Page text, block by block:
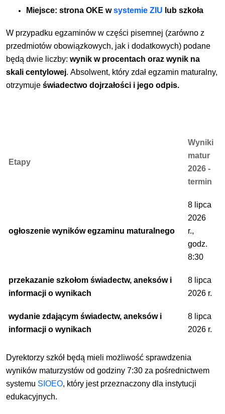
Miejsce: strona OKE wsystemie ZIU lub szkoła
W przypadku egzaminów w części pisemnej (zarówno z
przedmiotów obowiązkowych, jak i dodatkowych) podane
będą dwie liczby:wynik w procentach oraz wynik na
skali centylowej.Absolwent, który zdał egzamin maturalny,
otrzymujeświadectwo dojrzałości i jego odpis.
Etapy
Wyniki
matur
2026 -
termin
ogłoszenie wyników egzaminu maturalnego
8 lipca
2026
r.,
godz.
8:30
przekazanie szkołom świadectw, aneksów i
informacji o wynikach
8 lipca
2026 r.
wydanie zdającym świadectw, aneksów i
informacji o wynikach
8 lipca
2026 r.
Dyrektorzy szkół będą mieli możliwość sprawdzenia
wyników maturzystów od godziny 7:30 za pośrednictwem
systemu SIOEO, który jest przeznaczony dla instytucji
edukacyjnych.